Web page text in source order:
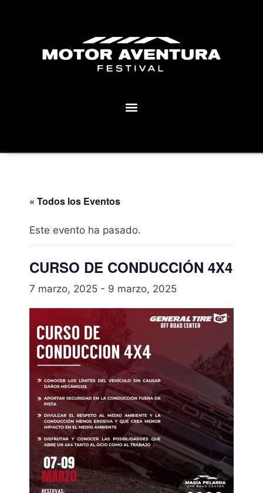
« Todos los Eventos
Este evento ha pasado.
CURSO DE CONDUCCIÓN 4X4
7 marzo, 2025 - 9 marzo, 2025